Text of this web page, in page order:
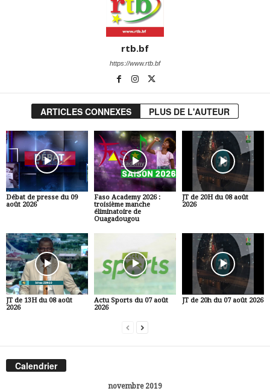
rtb.bf
https://www.rtb.bf
ARTICLES CONNEXES PLUS DE L'AUTEUR
Débat de presse du 09
août 2026
Faso Academy 2026 :
troisième manche
éliminatoire de
Ouagadougou
JT de 20H du 08 août
2026
JT de 13H du 08 août
2026
Actu Sports du 07 août
2026
JT de 20h du 07 août 2026
Calendrier
novembre 2019